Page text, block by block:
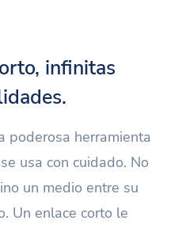
infinitas
poderosa herramienta
usa con cuidado. No
un medio entre su
Un enlace corto le